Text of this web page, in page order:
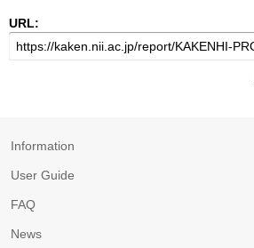
URL:
Information
User Guide
FAQ
News